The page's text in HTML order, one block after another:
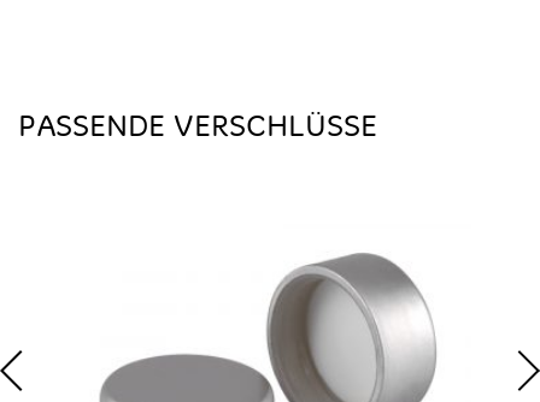
PASSENDE VERSCHLÜSSE